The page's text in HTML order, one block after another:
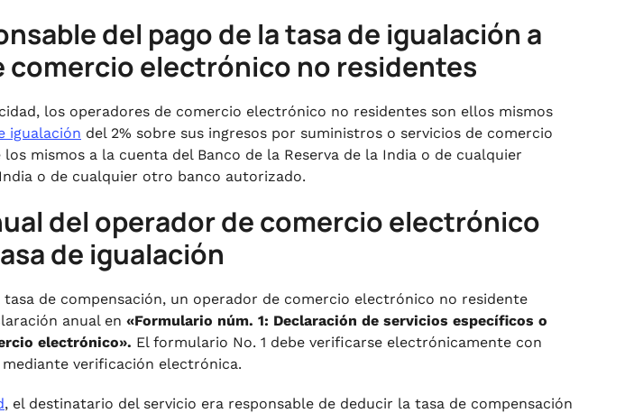
del pago de la tasa de igualación a
comercio electrónico no residentes
los operadores de comercio electrónico no residentes son ellos mismos
igualación del 2% sobre sus ingresos por suministros o servicios de comercio
mismos a la cuenta del Banco de la Reserva de la India o de cualquier
o de cualquier otro banco autorizado.
del operador de comercio electrónico
de igualación
de compensación, un operador de comercio electrónico no residente
anual en «Formulario núm. 1: Declaración de servicios específicos o
electrónico». El formulario No. 1 debe verificarse electrónicamente con
verificación electrónica.
, el destinatario del servicio era responsable de deducir la tasa de compensación